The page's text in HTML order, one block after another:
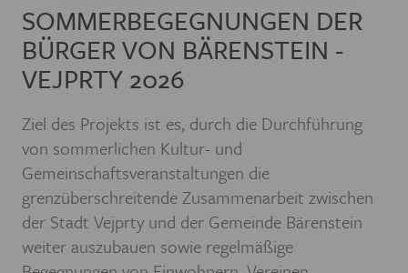
SOMMERBEGEGNUNGEN DER
BÜRGER VON BÄRENSTEIN -
VEJPRTY 2026
Ziel des Projekts ist es, durch die Durchführung
von sommerlichen Kultur- und
Gemeinschaftsveranstaltungen die
grenzüberschreitende Zusammenarbeit zwischen
der Stadt Vejprty und der Gemeinde Bärenstein
weiter auszubauen sowie regelmäßige